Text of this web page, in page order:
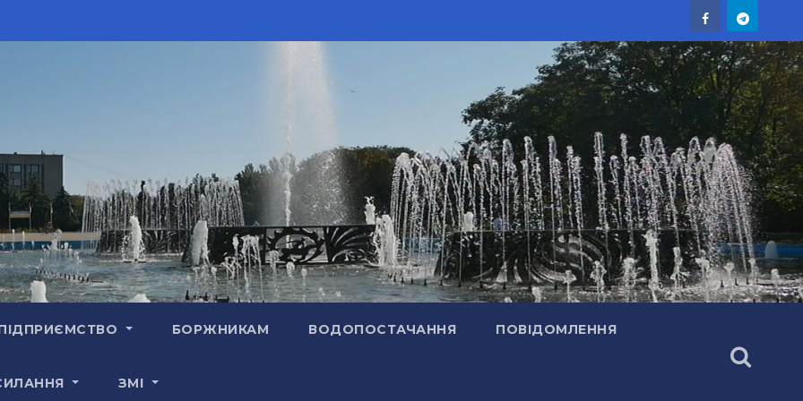
БОРЖНИКАМ ВОДОПОСТАЧАННЯ ПОВІДОМЛЕННЯ
ЗМІ